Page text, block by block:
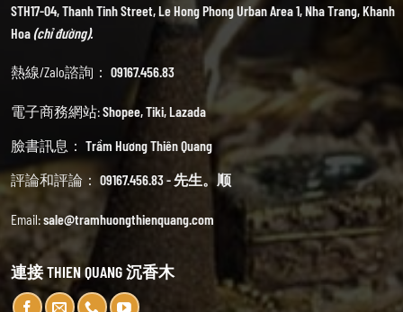
STH17-04, Thanh Tinh Street, Le Hong Phong Urban Area 1, Nha Trang, Khanh
Hoa(chỉ đường).
熱線/Zalo諮詢： 09167.456.83
電子商務網站:Shopee,Tiki,Lazada
臉書訊息： Trầm Hương Thiên Quang
評論和評論： 09167.456.83 - 先生。顺
Email:sale@tramhuongthienquang.com
連接 THIEN QUANG 沉香木